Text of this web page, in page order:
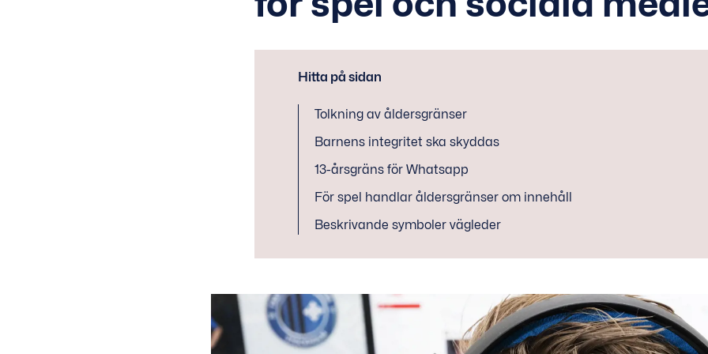
Hitta på sidan
Tolkning av åldersgränser
Barnens integritet ska skyddas
13-årsgräns för Whatsapp
För spel handlar åldersgränser om innehåll
Beskrivande symboler vägleder